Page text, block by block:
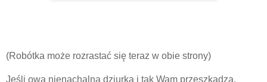
(Robótka może rozrastać się teraz w obie strony)
Jeśli owa nienachalna dziurka i tak Wam przeszkadza,